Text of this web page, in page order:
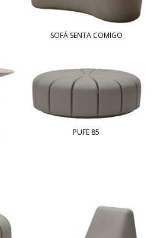
SOFÁ SENTA COMIGO
PUFE 85